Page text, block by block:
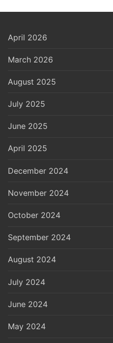
April 2026
March 2026
August 2025
July 2025
June 2025
April 2025
December 2024
November 2024
October 2024
September 2024
August 2024
July 2024
June 2024
May 2024